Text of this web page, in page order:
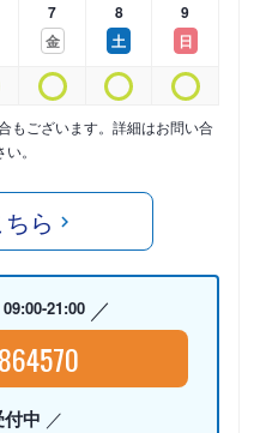
7
金
8
土
9
日
もございます。詳細はお問い合
。
ら
09:00-21:00
中